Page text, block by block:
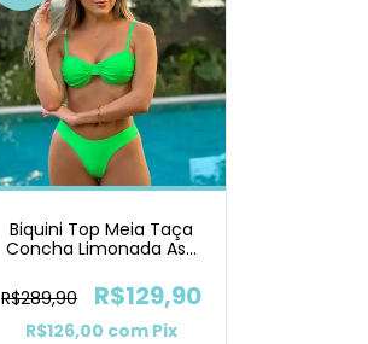
Biquini Top Meia Taça
Concha Limonada Asa
R$289,90
R$129,90
R$126,00 com Pix